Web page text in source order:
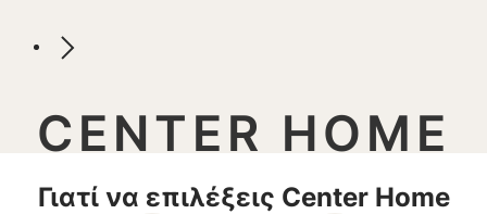
CENTER HOME
Γιατί να επιλέξεις Center Home